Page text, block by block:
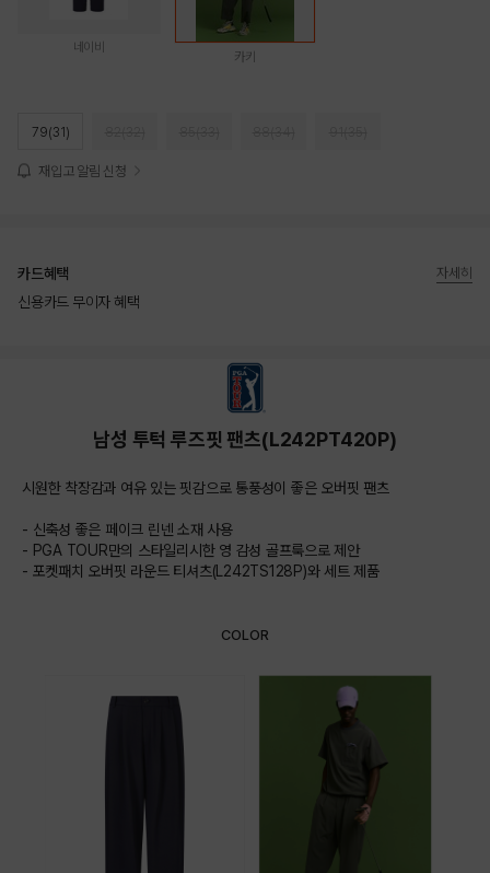
네이비
카키
79(31)
재입고 알림 신청
카드혜택
신용카드 무이자 혜택
자세히
남성 투턱 루즈핏 팬츠(L242PT420P)
시원한 착장감과 여유 있는 핏감으로 통풍성이 좋은 오버핏 팬츠
- 신축성 좋은 페이크 린넨 소재 사용
- PGA TOUR만의 스타일리시한 영 감성 골프룩으로 제안
- 포켓패치 오버핏 라운드 티셔츠(L242TS128P)와 세트 제품
COLOR